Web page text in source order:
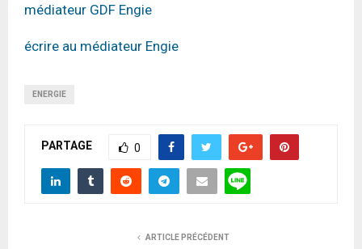
médiateur GDF Engie
écrire au médiateur Engie
ENERGIE
PARTAGE 0
ARTICLE PRÉCÉDENT